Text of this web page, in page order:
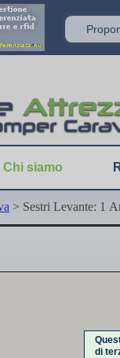
Chi siamo
> Sestri Levante: 1
di